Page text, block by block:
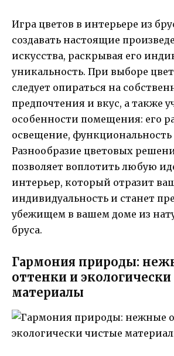
Игра цветов в интерьере из
создавать настоящие
искусства, раскрывая его
уникальность. При выборе
следует опираться на
предпочтения и вкус, а также
особенности помещения: его
освещение,
Разнообразие цветовых
позволяет воплотить любую
интерьер, который отразит
индивидуальность и станет
убежищем в вашем доме из
бруса.
Гармония природы:
оттенки и
материалы